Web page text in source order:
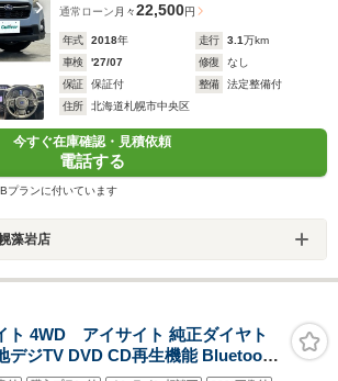
通常ローン 月々22,500円
年式 2018年 走行 3.1万km
車検
'27/07 修復
なし
保証
保証付 整備
法定整備付
住所
北海道札幌市中央区
今すぐ在庫確認・見積依頼
電話する
プランに付いています
藻岩店
4WD アイサイト 純正ダイヤト
デジTV DVD CD再生機能 Bluetooth
クルディテクション 革巻きステアリ